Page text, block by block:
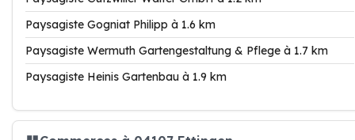
Paysagiste Gogniat Philipp à 1.6 km
Paysagiste Wermuth Gartengestaltung & Pflege à 1.7 km
Paysagiste Heinis Gartenbau à 1.9 km